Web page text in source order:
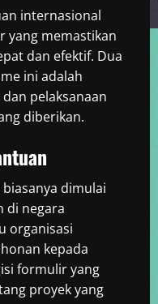
internasional
yang memastikan
dan efektif. Dua
ini adalah
pelaksanaan
diberikan.
dimulai
di negara
organisasi
kepada
formulir yang
proyek yang